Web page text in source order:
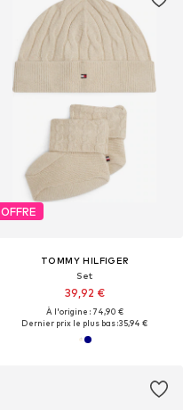
OFFRE
TOMMY HILFIGER
Set
39,92 €
À l'origine : 74,90 €
Dernier prix le plus bas :35,94 €